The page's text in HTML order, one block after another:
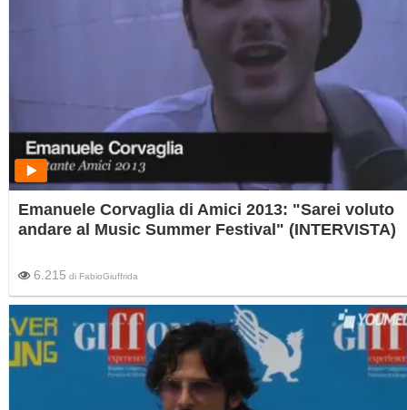
Emanuele Corvaglia di Amici 2013: "Sarei voluto
andare al Music Summer Festival" (INTERVISTA)
6.215 di FabioGiuffrida